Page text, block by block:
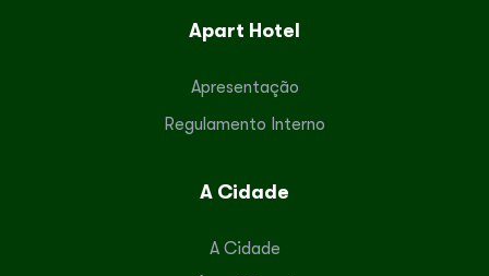
Apart Hotel
Apresentação
Regulamento Interno
A Cidade
A Cidade